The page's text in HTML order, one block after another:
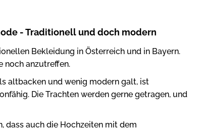
- Traditionell und doch modern
Bekleidung in Österreich und in Bayern.
noch anzutreffen.
altbacken und wenig modern galt, ist
Die Trachten werden gerne getragen, und
dass auch die Hochzeiten mit dem